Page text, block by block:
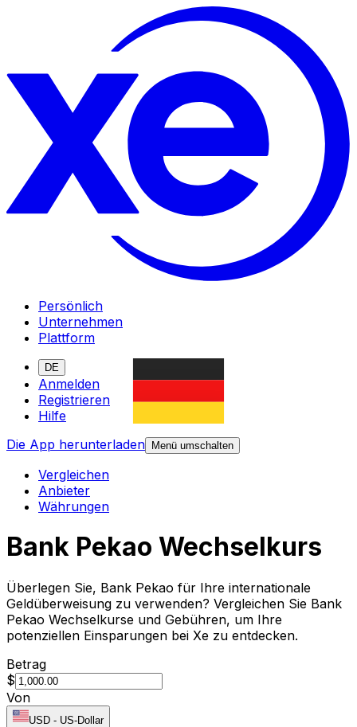
Persönlich
Unternehmen
Plattform
DE
Anmelden
Registrieren
Hilfe
Die App herunterladen
Menü umschalten
Vergleichen
Anbieter
Währungen
Bank Pekao Wechselkurs
Überlegen Sie, Bank Pekao für Ihre internationale
Geldüberweisung zu verwenden? Vergleichen Sie Bank
Pekao Wechselkurse und Gebühren, um Ihre
potenziellen Einsparungen bei Xe zu entdecken.
Betrag
$
Von
USD - US-Dollar